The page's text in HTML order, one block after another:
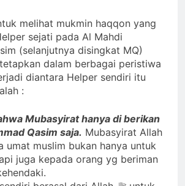
melihat mukmin haqqon yang
sejati pada Al Mahdi
(selanjutnya disingkat MQ)
diantara Helper sendiri itu
:
Mubasyirat hanya di berikan
Qasim saja. Mubasyirat Allah
juga kepada orang yg beriman